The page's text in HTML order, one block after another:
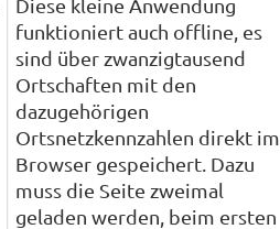
Diese kleine Anwendung
funktioniert auch offline, es
sind über zwanzigtausend
Ortschaften mit den
dazugehörigen
Ortsnetzkennzahlen direkt im
Browser gespeichert. Dazu
muss die Seite zweimal
geladen werden, beim ersten